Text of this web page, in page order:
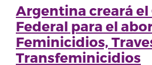
Argentina creará el
Federal para el
Feminicidios,
Transfeminicidios